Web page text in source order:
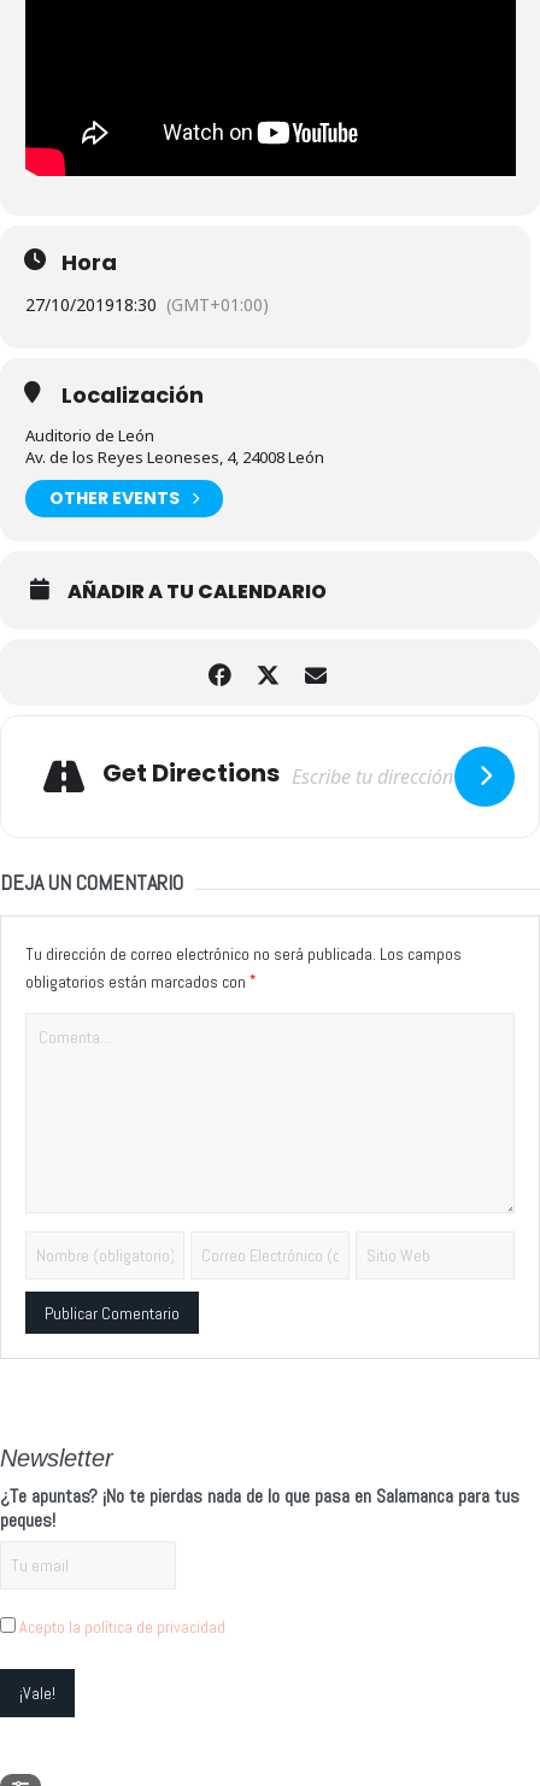
Hora
27/10/201918:30 (GMT+01:00)
Localización
Auditorio de León
Av. de los Reyes Leoneses, 4, 24008 León
OTHER EVENTS
AÑADIR A TU CALENDARIO
Get Directions
DEJA UN COMENTARIO
Tu dirección de correo electrónico no será publicada. Los campos
obligatorios están marcados con *
Newsletter
¿Te apuntas? ¡No te pierdas nada de lo que pasa en Salamanca para tus
peques!
Acepto la política de privacidad